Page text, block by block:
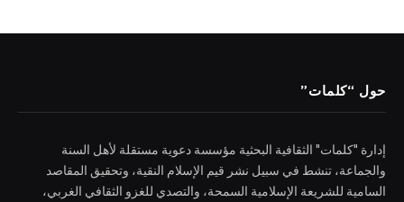
حول “كلمات”
إدارة "كلمات" الثقافية البحثية مؤسسة دعوية مستقلة لأهل السنة
والجماعة، تنشط في سبيل نشر قيم الإسلام النقية، وتحقيق المقاصد
السامية للشريعة الإسلامية السمحة، والتصدي للغزو الثقافي الغربي،